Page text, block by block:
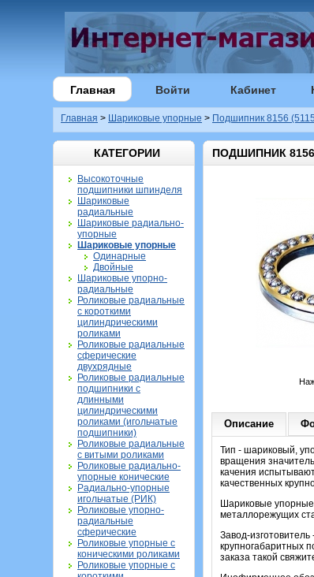
Главная Войти Кабинет
Главная > Шариковые упорные > Подшипник 8156
КАТЕГОРИИ
Высокоточные
подшипники шпинделя
Шариковые
радиальные
Шариковые радиально-
упорные
Шариковые упорные
Одинарные
Двойные
Шариковые упорно-
радиальные
Роликовые радиальные
с короткими
цилиндрическими
роликами
Роликовые радиальные
сферические
двухрядные
Роликовые радиальные
подшипники с
длинными
цилиндрическими
роликами (игольчатые
подшипники)
Роликовые радиальные
с витыми роликами
Роликовые радиально-
упорные конические
Радиально-упорные
игольчатые (РИК)
Роликовые упорно-
радиальные
сферические
Роликовые упорные с
коническими роликами
Роликовые упорные с
ПОДШИПНИК 8156
Описание
Тип - шариковый,
вращения
качения
качественных
Шариковые
металлорежущих
Завод-
крупногабаритных
заказа такой